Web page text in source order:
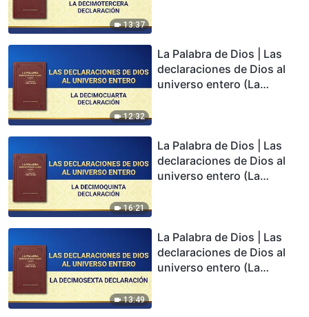
13:37
12:32
La Palabra de Dios | Las
declaraciones de Dios al
universo entero (La
16:21
La Palabra de Dios | Las
declaraciones de Dios al
universo entero (La
13:49
La Palabra de Dios | Las
declaraciones de Dios al
universo entero (La